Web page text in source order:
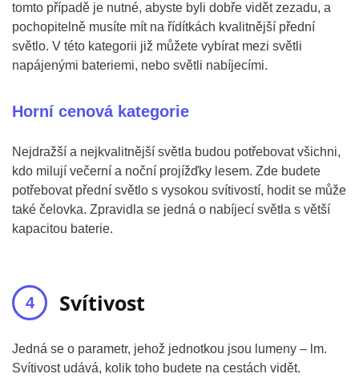
tomto případě je nutné, abyste byli dobře vidět zezadu, a
pochopitelně musíte mít na řídítkách kvalitnější přední
světlo. V této kategorii již můžete vybírat mezi světli
napájenými bateriemi, nebo světli nabíjecími.
Horní cenová kategorie
Nejdražší a nejkvalitnější světla budou potřebovat všichni,
kdo milují večerní a noční projížďky lesem. Zde budete
potřebovat přední světlo s vysokou svítivostí, hodit se může
také čelovka. Zpravidla se jedná o nabíjecí světla s větší
kapacitou baterie.
Svítivost
Jedná se o parametr, jehož jednotkou jsou lumeny – lm.
Svítivost udává, kolik toho budete na cestách vidět.